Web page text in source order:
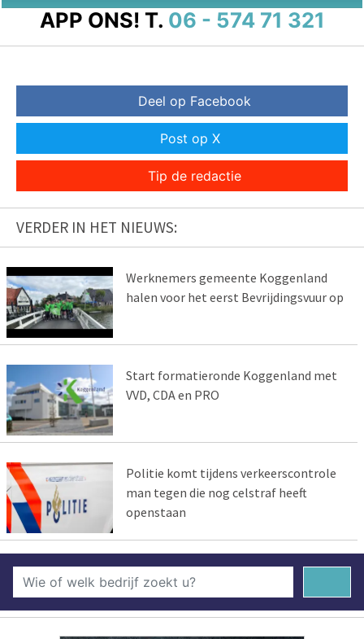
APP ONS! T. 06 - 574 71 321
Deel op Facebook
Post op X
Tip de redactie
VERDER IN HET NIEUWS:
Werknemers gemeente Koggenland
halen voor het eerst Bevrijdingsvuur op
Start formatieronde Koggenland met
VVD, CDA en PRO
Politie komt tijdens verkeerscontrole
man tegen die nog celstraf heeft
openstaan